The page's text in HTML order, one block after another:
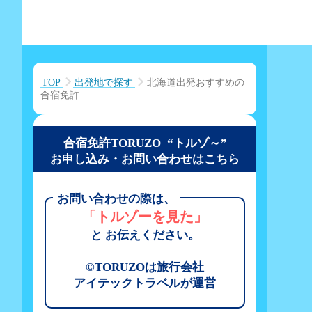
TOP 出発地で探す
北海道出発おすすめの
合宿免許
合宿免許TORUZO “トルゾ～”
お申し込み・お問い合わせはこちら
お問い合わせの際は、
「トルゾーを見た」
と お伝えください。
©TORUZOは旅行会社
アイテックトラベルが運営